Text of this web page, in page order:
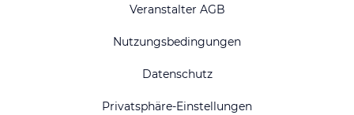
Veranstalter AGB
Nutzungsbedingungen
Datenschutz
Privatsphäre-Einstellungen